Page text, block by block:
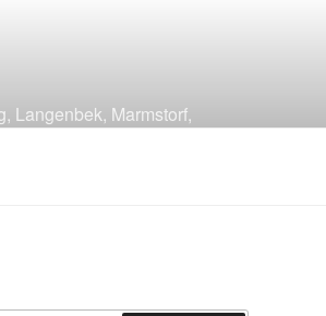
Langenbek, Marmstorf,